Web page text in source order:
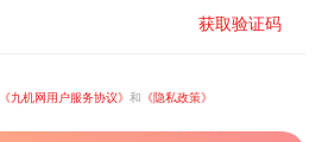
获取验证码
《九机网用户服务协议》 和 《隐私政策》